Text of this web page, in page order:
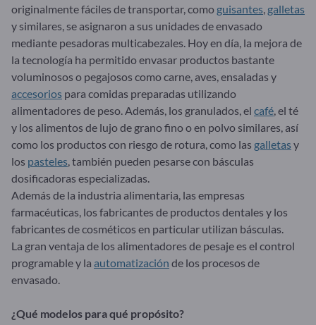
originalmente fáciles de transportar, como guisantes galletas
y similares, se asignaron a sus unidades de envasado
mediante pesadoras multicabezales. Hoy en día, la mejora de
la tecnología ha permitido envasar productos bastante
voluminosos o pegajosos como carne, aves, ensaladas y
accesorios para comidas preparadas utilizando
alimentadores de peso. Además, los granulados, el café , el té
y los alimentos de lujo de grano fino o en polvo similares, así
como los productos con riesgo de rotura, como las galletasy
los pasteles , también pueden pesarse con básculas
dosificadoras especializadas.
Además de la industria alimentaria, las empresas
farmacéuticas, los fabricantes de productos dentales y los
fabricantes de cosméticos en particular utilizan básculas.
La gran ventaja de los alimentadores de pesaje es el control
programable y la automatización de los procesos de
envasado.
¿Qué modelos para qué propósito?